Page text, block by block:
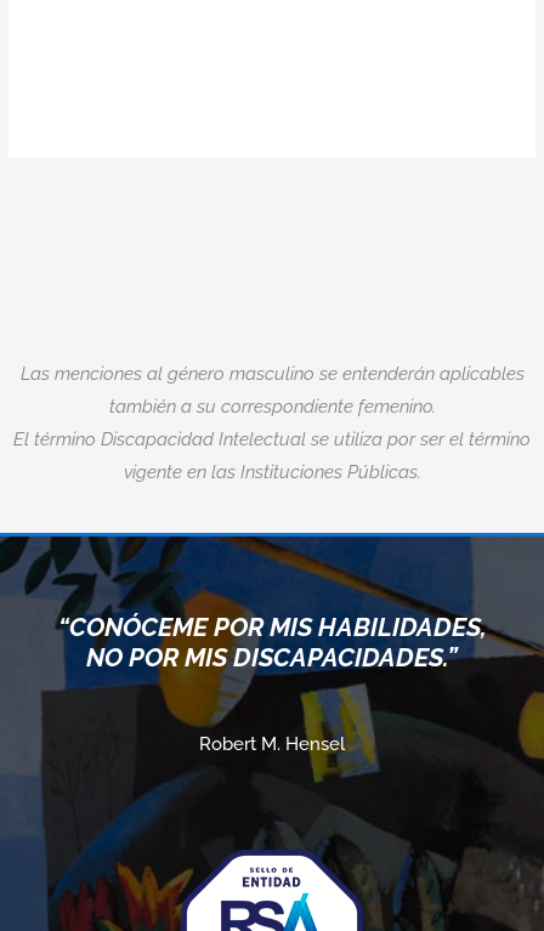
Las menciones al género masculino se entenderán aplicables
también a su correspondiente femenino.
El término Discapacidad Intelectual se utiliza por ser el término
vigente en las Instituciones Públicas.
“CONÓCEME POR MIS HABILIDADES,
NO POR MIS DISCAPACIDADES.”
Robert M. Hensel